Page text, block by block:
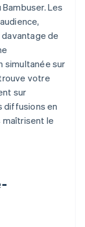
Les
de
simultanée sur
votre
sur
diffusions en
maîtrisent le